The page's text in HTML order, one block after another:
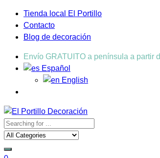
Tienda local El Portillo
Contacto
Blog de decoración
Envío GRATUITO a península a partir
Español
English